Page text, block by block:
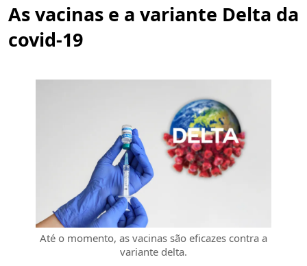
As vacinas e a variante Delta da
covid-19
Até o momento, as vacinas são eficazes contra a
variante delta.